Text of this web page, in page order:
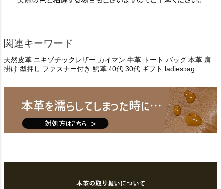
関連キーワード
天然皮革 エキゾチックレザー カイマン 牛革 トート バッグ 本革 肩
掛け 型押し ファスナー付き 鰐革 40代 30代 ギフト ladiesbag